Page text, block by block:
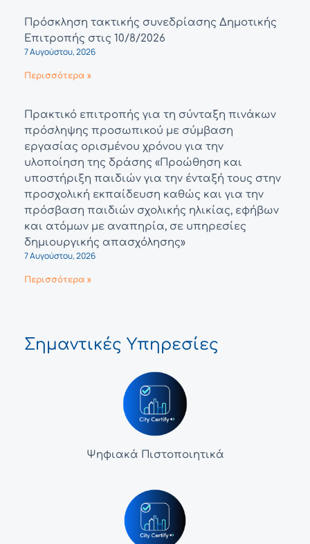
Πρόσκληση τακτικής συνεδρίασης Δημοτικής
Επιτροπής στις 10/8/2026
7 Αυγούστου, 2026
Περισσότερα »
Πρακτικό επιτροπής για τη σύνταξη πινάκων
πρόσληψης προσωπικού με σύμβαση
εργασίας ορισμένου χρόνου για την
υλοποίηση της δράσης «Προώθηση και
υποστήριξη παιδιών για την ένταξή τους στην
προσχολική εκπαίδευση καθώς και για την
πρόσβαση παιδιών σχολικής ηλικίας, εφήβων
και ατόμων με αναπηρία, σε υπηρεσίες
δημιουργικής απασχόλησης»
7 Αυγούστου, 2026
Περισσότερα »
Σημαντικές Υπηρεσίες
Ψηφιακά Πιστοποιητικά